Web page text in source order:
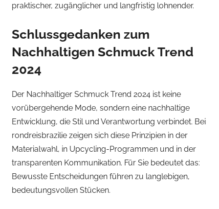
praktischer, zugänglicher und langfristig lohnender.
Schlussgedanken zum
Nachhaltigen Schmuck Trend
2024
Der Nachhaltiger Schmuck Trend 2024 ist keine
vorübergehende Mode, sondern eine nachhaltige
Entwicklung, die Stil und Verantwortung verbindet. Bei
rondreisbrazilie zeigen sich diese Prinzipien in der
Materialwahl, in Upcycling-Programmen und in der
transparenten Kommunikation. Für Sie bedeutet das:
Bewusste Entscheidungen führen zu langlebigen,
bedeutungsvollen Stücken.